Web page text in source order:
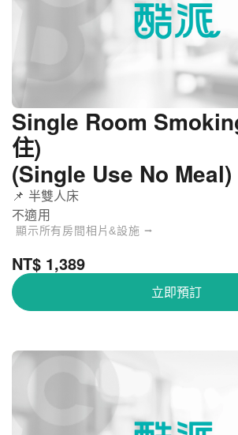
Single Room
住)
(Single Use No Meal)
📌 半雙人床
不適用
顯示所有房間相片&設施 ⭢
NT$ 1,389
立即預訂